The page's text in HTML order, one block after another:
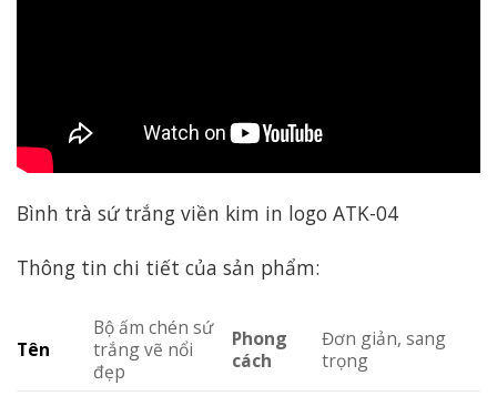
Bình trà sứ trắng viền kim in logo ATK-04
Thông tin chi tiết của sản phẩm:
Tên
Bộ ấm chén sứ
trắng vẽ nổi
đẹp
Phong
cách
Đơn giản, sang
trọng